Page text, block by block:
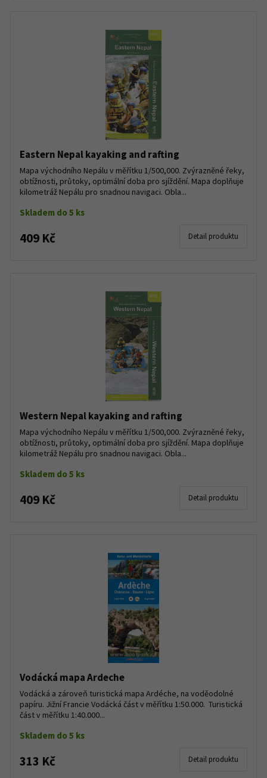
Eastern Nepal kayaking and rafting
Mapa východního Nepálu v měřítku 1/500,000. Zvýrazněné řeky,
obtížnosti, průtoky, optimální doba pro sjíždění. Mapa doplňuje
kilometráž Nepálu pro snadnou navigaci. Obla...
Skladem do 5 ks
409 Kč Detail produktu
Western Nepal kayaking and rafting
Mapa východního Nepálu v měřítku 1/500,000. Zvýrazněné řeky,
obtížnosti, průtoky, optimální doba pro sjíždění. Mapa doplňuje
kilometráž Nepálu pro snadnou navigaci. Obla...
Skladem do 5 ks
409 Kč Detail produktu
Vodácká mapa Ardeche
Vodácká a zároveň turistická mapa Ardéche, na voděodolné
papíru. Jižní Francie Vodácká část v měřítku 1:50.000. Turistická
část v měřítku 1:40.000...
Skladem do 5 ks
313 Kč Detail produktu